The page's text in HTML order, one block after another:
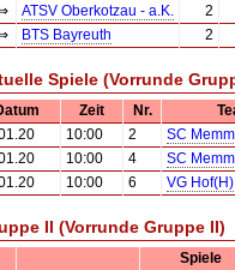
ATSV Oberkotzau - a.K.
2
BTS Bayreuth 2
Spiele (Vorrunde
Zeit Nr.
10:00 2
SC
10:00 4
SC
10:00 6 VG Hof(H)
II (Vorrunde Gruppe II)
Spiele